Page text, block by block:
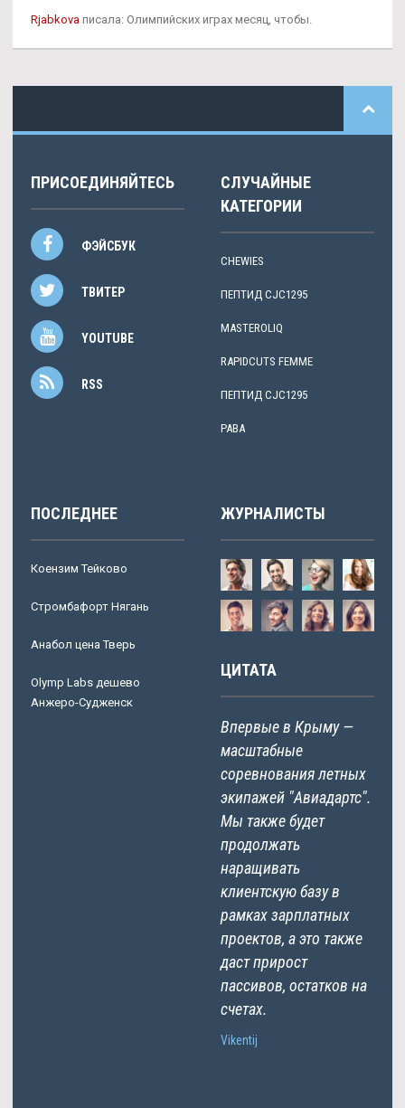
Rjabkova писала: Олимпийских играх месяц, чтобы.
ПРИСОЕДИНЯЙТЕСЬ
ФЭЙСБУК
ТВИТЕР
YOUTUBE
RSS
СЛУЧАЙНЫЕ
КАТЕГОРИИ
CHEWIES
ПЕПТИД CJC1295
MASTEROLIQ
RAPIDCUTS FEMME
ПЕПТИД CJC1295
PABA
ПОСЛЕДНЕЕ
Коензим Тейково
Стромбафорт Нягань
Анабол цена Тверь
Olymp Labs дешево
Анжеро-Судженск
ЖУРНАЛИСТЫ
ЦИТАТА
Впервые в Крыму —
масштабные
соревнования летных
экипажей "Авиадартс".
Мы также будет
продолжать
наращивать
клиентскую базу в
рамках зарплатных
проектов, а это также
даст прирост
пассивов, остатков на
счетах.
Vikentij